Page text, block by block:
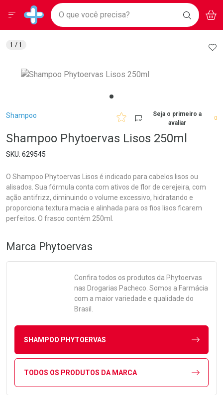
Drogarias Pacheco
Baixe nosso APP e aproveite Ofertas Exclusivas!
BAIXE
O APP
Ir direto para a home
pela página
Ir direto para o conteúdo
Ir direto para a busca
Ir direto para a conta
Ir direto para a notificações
Ir direto para o carrinho
Faça a sua busca
O que você precisa? BUSCAR
Menu
Breadcrumb
Shampoo
Seja o primeiro a
avaliar
0
Shampoo Phytoervas Lisos 250ml
629545
O Shampoo Phytoervas Lisos é indicado para cabelos lisos ou
alisados. Sua fórmula conta com ativos de flor de cerejeira, com
ação antifrizz, diminuindo o volume excessivo, hidratando e
proporciona textura macia e alinhada para os fios lisos ficarem
perfeitos. O frasco contém 250ml.
1 / 1
Marca Phytoervas
Confira todos os produtos da Phytoervas
nas Drogarias Pacheco. Somos a Farmácia
com a maior variedade e qualidade do
Brasil.
SHAMPOO PHYTOERVAS
TODOS OS PRODUTOS DA MARCA